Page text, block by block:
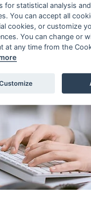
for statistical analysis
You can accept all
cookies, or customize
You can change or
at any time from the